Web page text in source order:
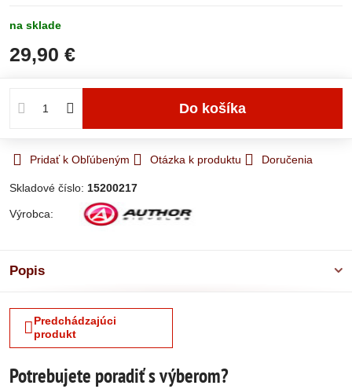
na sklade
29,90 €
Do košíka
Pridať k Obľúbeným Otázka k produktu Doručenia
Skladové číslo: 15200217
Výrobca:
Popis
Predchádzajúci
produkt
Potrebujete poradiť s výberom?